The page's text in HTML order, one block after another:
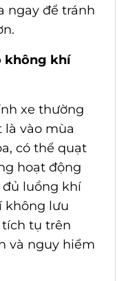
ngay để tránh
không khí
xe thường
là vào mùa
có thể quạt
hoạt động
luồng khí
không lưu
tụ trên
và nguy hiểm